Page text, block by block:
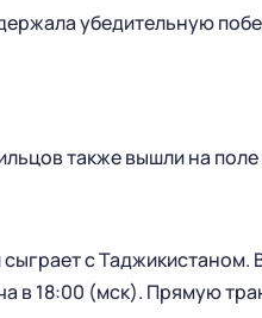
убедительную
также вышли на поле
с Таджикистаном.
в 18:00 (мск). Прямую